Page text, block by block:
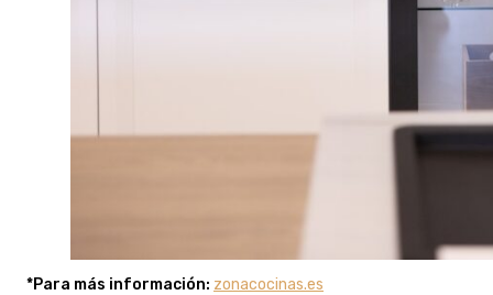
*Para más información: zonacocinas.es